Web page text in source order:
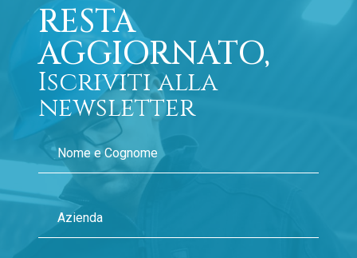
RESTA
AGGIORNATO,
Iscriviti alla
newsletter